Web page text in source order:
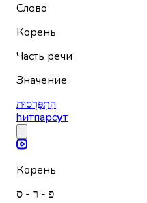
Слово
Корень
Часть речи
Значение
הִתְפָּרְסוּת
hитпарсут
Корень
פ - ר - ס